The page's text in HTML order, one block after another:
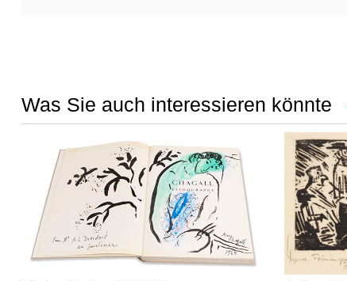
Was Sie auch interessieren könnte